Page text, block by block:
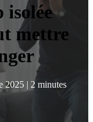
isolée
mettre
2025 | 2 minutes